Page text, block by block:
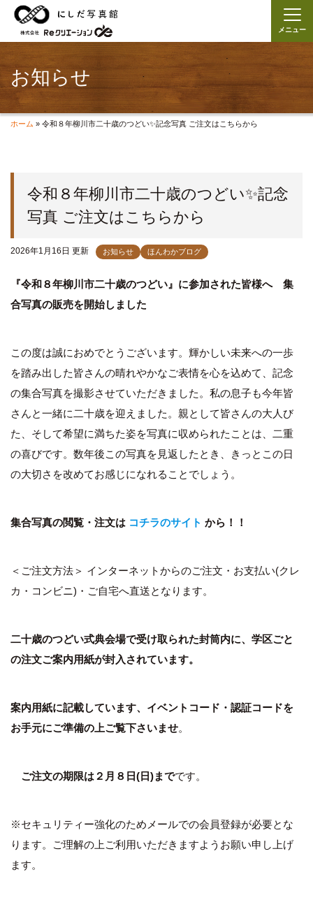
メニュー
お知らせ
ホーム » 令和８年柳川市二十歳のつどい✨記念写真 ご注文はこちらから
令和８年柳川市二十歳のつどい✨記念
写真 ご注文はこちらから
2026年1月16日 更新 お知らせ ほんわかブログ
『令和８年柳川市二十歳のつどい』に参加された皆様へ 集
合写真の販売を開始しました
この度は誠におめでとうございます。輝かしい未来への一歩
を踏み出した皆さんの晴れやかなご表情を心を込めて、記念
の集合写真を撮影させていただきました。私の息子も今年皆
さんと一緒に二十歳を迎えました。親として皆さんの大人び
た、そして希望に満ちた姿を写真に収められたことは、二重
の喜びです。数年後この写真を見返したとき、きっとこの日
の大切さを改めてお感じになれることでしょう。
集合写真の閲覧・注文は コチラのサイト から！！
＜ご注文方法＞ インターネットからのご注文・お支払い(クレ
カ・コンビニ)・ご自宅へ直送となります。
二十歳のつどい式典会場で受け取られた封筒内に、学区ごと
の注文ご案内用紙が封入されています。
案内用紙に記載しています、イベントコード・認証コードを
お手元にご準備の上ご覧下さいませ。
ご注文の期限は２月８日(日)までです。
※セキュリティー強化のためメールでの会員登録が必要とな
ります。ご理解の上ご利用いただきますようお願い申し上げ
ます。